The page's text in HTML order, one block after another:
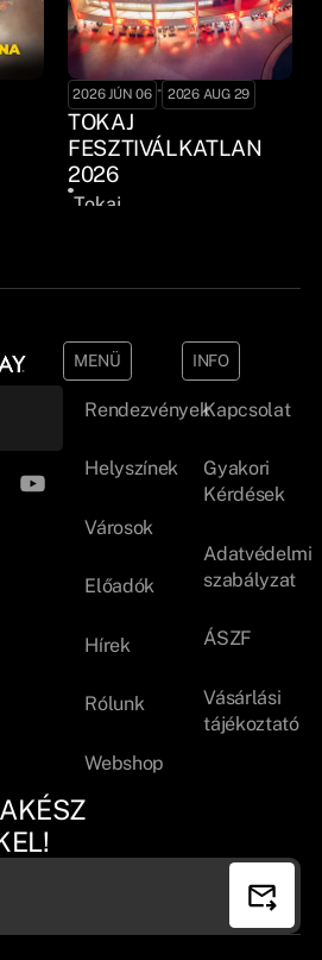
2026 JÚN 06 - 2026 AUG 29
TOKAJ
FESZTIVÁLKATLAN
2026
Tokaj
MENÜ
Rendezvények
Helyszínek
Városok
Előadók
Hírek
Rólunk
Webshop
INFO
Kapcsolat
Gyakori
Kérdések
Adatvédelmi
szabályzat
ÁSZF
Vásárlási
tájékoztató